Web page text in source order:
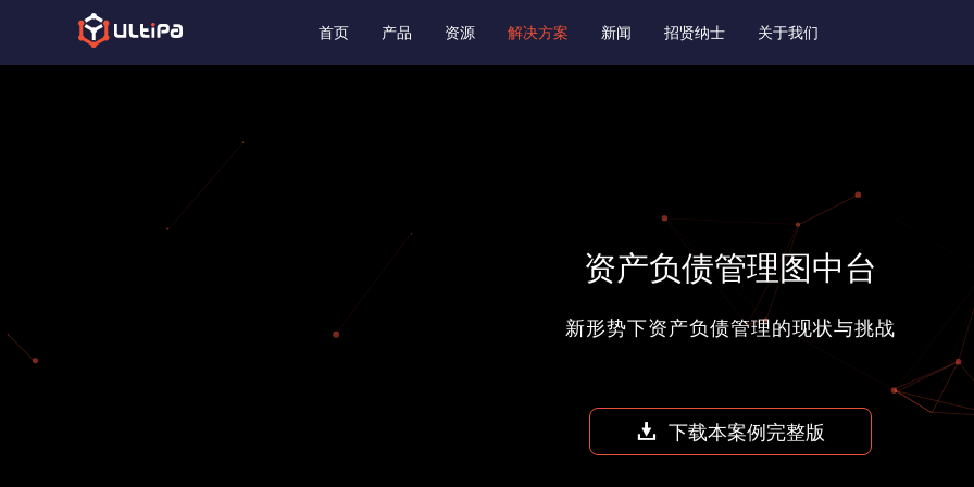
首页 产品 资源 解决方案 新闻 招贤纳士 关于我们
资产负债管理图中台
新形势下资产负债管理的现状与挑战
下载本案例完整版